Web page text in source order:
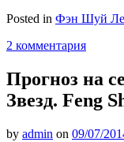
Posted in Фэн Шуй
2 комментария
Прогноз на
Звезд. Feng
by admin on 09/07/